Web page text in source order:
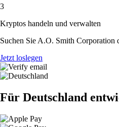
3
Kryptos handeln und verwalten
Suchen Sie A.O. Smith
Jetzt loslegen
Für Deutschland